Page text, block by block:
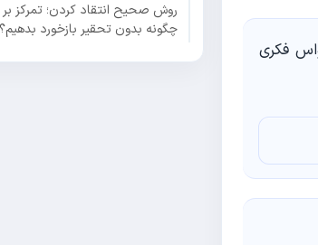
فکری
روش صحیح انتقاد کردن؛ تمرکز
چگونه بدون تحقیر بازخورد بدهیم؟